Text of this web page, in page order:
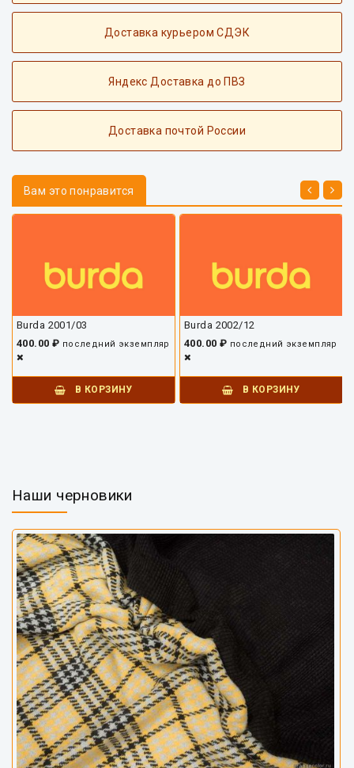
Доставка курьером СДЭК
Яндекс Доставка до ПВЗ
Доставка почтой России
Вам это понравится
Burda 2001/03
400.00 ₽ последний экземпляр
В КОРЗИНУ
Burda 2002/12
400.00 ₽ последний экземпляр
В КОРЗИНУ
Наши черновики